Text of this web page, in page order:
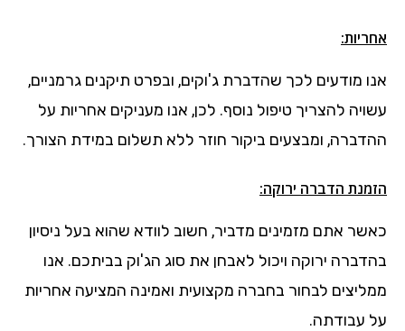
אחריות:
אנו מודעים לכך שהדברת ג'וקים, ובפרט תיקנים גרמניים,
עשויה להצריך טיפול נוסף. לכן, אנו מעניקים אחריות על
ההדברה, ומבצעים ביקור חוזר ללא תשלום במידת הצורך.
הזמנת הדברה ירוקה:
כאשר אתם מזמינים מדביר, חשוב לוודא שהוא בעל ניסיון
בהדברה ירוקה ויכול לאבחן את סוג הג'וק בביתכם. אנו
ממליצים לבחור בחברה מקצועית ואמינה המציעה אחריות
על עבודתה.